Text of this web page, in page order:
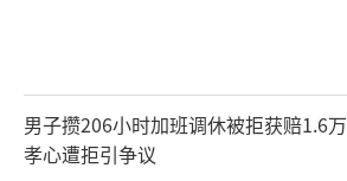
男子攒206小时加班调休被拒获赔1.6万
孝心遭拒引争议